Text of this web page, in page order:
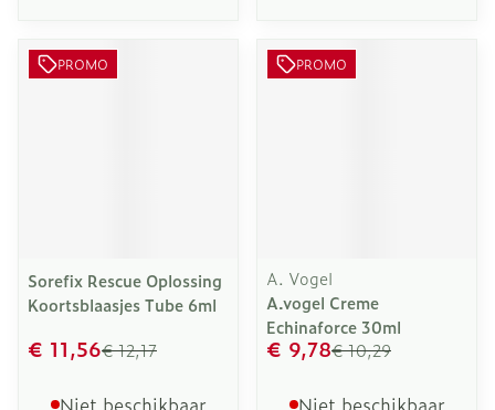
PROMO
Sorefix Rescue Oplossing
Koortsblaasjes Tube 6ml
€ 12,17
€ 11,56
Niet beschikbaar
PROMO
A. Vogel
A.vogel Creme
Echinaforce 30ml
€ 10,29
€ 9,78
Niet beschikbaar